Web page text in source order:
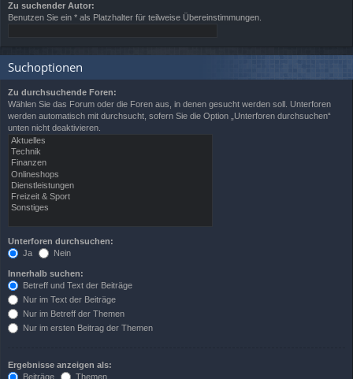
Zu suchender Autor:
Benutzen Sie ein * als Platzhalter für teilweise Übereinstimmungen.
Suchoptionen
Zu durchsuchende Foren:
Wählen Sie das Forum oder die Foren aus, in denen gesucht werden soll. Unterforen
werden automatisch mit durchsucht, sofern Sie die Option „Unterforen durchsuchen“
unten nicht deaktivieren.
Unterforen durchsuchen:
Ja
Nein
Innerhalb suchen:
Betreff und Text der Beiträge
Nur im Text der Beiträge
Nur im Betreff der Themen
Nur im ersten Beitrag der Themen
Ergebnisse anzeigen als:
Beiträge
Themen